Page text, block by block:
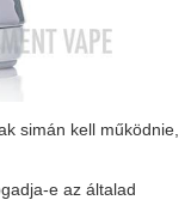
simán kell működnie,
e az általad